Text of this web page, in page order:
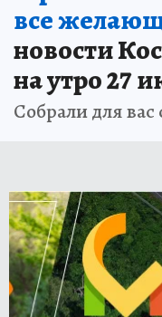
все
новости
на утро 27
Собрали для вас